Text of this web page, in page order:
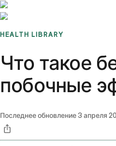
HEALTH LIBRARY
Что такое
побочные
Последнее обновление3 апреля